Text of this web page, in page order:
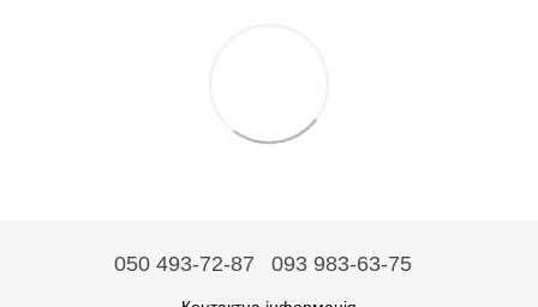
050 493-72-87 093 983-63-75